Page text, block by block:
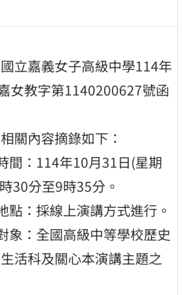
立嘉義女子高級中學114年
女教字第1140200627號函
關內容摘錄如下：
間：114年10月31日(星期
30分至9時35分。
點：採線上演講方式進行。
象：全國高級中等學校歷史
活科及關心本演講主題之